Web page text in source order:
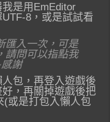
是用EmEditor
8，或是試試看
匯入一次，可是
請問可以指點我
謝
包，再登入遊戲後
，再關掉遊戲後把
(或是打包入懶人包